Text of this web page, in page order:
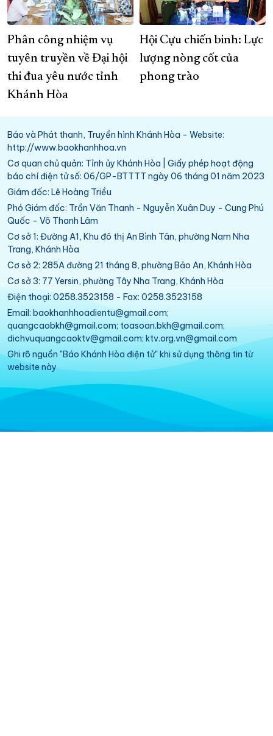
Phân công nhiệm vụ
tuyên truyền về Đại hội
thi đua yêu nước tỉnh
Khánh Hòa
Hội Cựu chiến binh: Lực
lượng nòng cốt của
phong trào
Báo và Phát thanh, Truyền hình Khánh Hòa - Website:
http://www.baokhanhhoa.vn
Cơ quan chủ quản: Tỉnh ủy Khánh Hòa | Giấy phép hoạt động
báo chí điện tử số: 06/GP-BTTTT ngày 06 tháng 01 năm 2023
Giám đốc: Lê Hoàng Triều
Phó Giám đốc: Trần Văn Thanh - Nguyễn Xuân Duy - Cung Phú
Quốc - Võ Thanh Lâm
Cơ sở 1: Đường A1, Khu đô thị An Bình Tân, phường Nam Nha
Trang, Khánh Hòa
Cơ sở 2: 285A đường 21 tháng 8, phường Bảo An, Khánh Hòa
Cơ sở 3: 77 Yersin, phường Tây Nha Trang, Khánh Hòa
Điện thoại: 0258.3523158 - Fax: 0258.3523158
Email: baokhanhhoadientu@gmail.com;
quangcaobkh@gmail.com; toasoan.bkh@gmail.com;
dichvuquangcaoktv@gmail.com; ktv.org.vn@gmail.com
Ghi rõ nguồn "Báo Khánh Hòa điện tử" khi sử dụng thông tin từ
website này